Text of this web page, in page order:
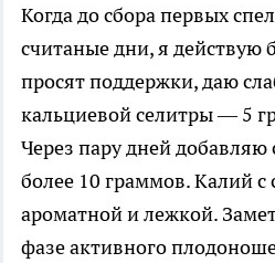
Когда до сбора первых
считаные дни, я действую
просят поддержки, даю
кальциевой селитры — 5
Через пару дней добавляю
более 10 граммов. Калий с
ароматной и лежкой.
фазе активного